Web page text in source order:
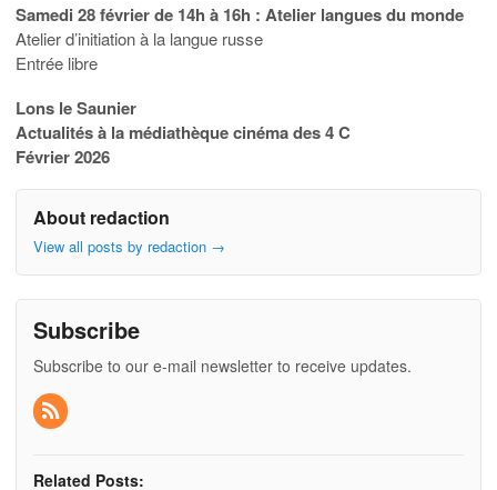
Samedi 28 février de 14h à 16h : Atelier langues du monde
Atelier d’initiation à la langue russe
Entrée libre
Lons le Saunier
Actualités à la médiathèque cinéma des 4 C
Février 2026
About redaction
View all posts by redaction →
Subscribe
Subscribe to our e-mail newsletter to receive updates.
Related Posts: